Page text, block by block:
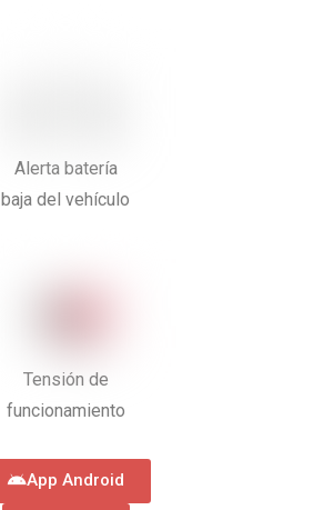
Alerta batería
baja del vehículo
Tensión de
funcionamiento
App Android